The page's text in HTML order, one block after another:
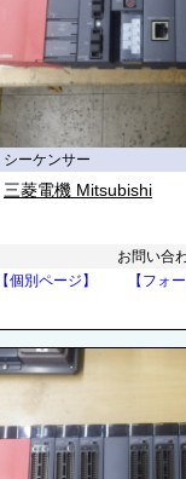
シーケンサー
三菱電機 Mitsubishi
お問い合
【個別ページ】
【フォー